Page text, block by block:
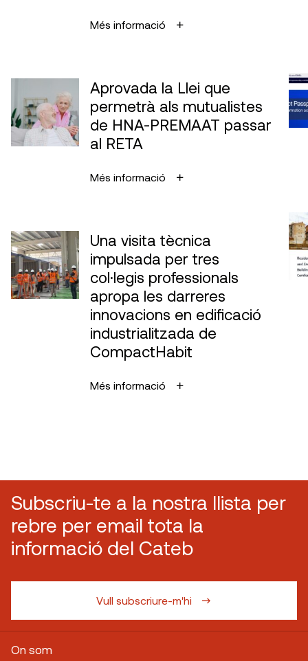
Més informació
Aprovada la Llei que
permetrà als mutualistes
de HNA-PREMAAT passar
al RETA
Més informació
Una visita tècnica
impulsada per tres
col·legis professionals
apropa les darreres
innovacions en edificació
industrialitzada de
CompactHabit
Més informació
Subscriu-te a la nostra llista per
rebre per email tota la
informació del Cateb
Vull subscriure-m'hi
On som